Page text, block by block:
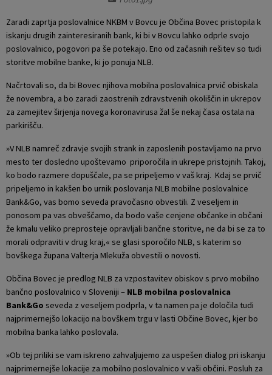
Zaradi zaprtja poslovalnice NKBM v Bovcu je Občina Bovec pristopila k
iskanju drugih zainteresiranih bank, ki bi v Bovcu lahko odprle svojo
poslovalnico, pogovori pa še potekajo. Eno od začasnih rešitev so tudi
storitve mobilne banke, ki jo ponuja NLB.
Načrtovali so, da bi Bovec njihova mobilna poslovalnica prvič obiskala
že novembra, a bo zaradi zaostrenih zdravstvenih okoliščin in ukrepov
za zamejitev širjenja novega koronavirusa žal še nekaj časa ostala na
parkirišču.
»V NLB namreč zdravje svojih strank in zaposlenih postavljamo na prvo
mesto ter dosledno upoštevamo priporočila in ukrepe pristojnih. Takoj,
ko bodo razmere dopuščale, pa se pripeljemo v vaš kraj. Kdaj se prvič
pripeljemo in kakšen bo urnik poslovanja NLB mobilne poslovalnice
Bank&Go, vas bomo seveda pravočasno obvestili. Z veseljem in
ponosom pa vas obveščamo, da bodo vaše cenjene občanke in občani
že kmalu veliko preprosteje opravljali bančne storitve, ne da bi se za to
morali odpraviti v drug kraj,« se glasi sporočilo NLB, s katerim so
bovškega župana Valterja Mlekuža obvestili o novosti.
Občina Bovec je predlog NLB za vzpostavitev obiskov s prvo mobilno
bančno poslovalnico v Sloveniji – NLB mobilna poslovalnica
Bank&Go seveda z veseljem podprla, v ta namen pa je določila tudi
najprimernejšo lokacijo na bovškem trgu v lasti Občine Bovec, kjer bo
mobilna banka lahko poslovala.
»Ob tej priliki se vam iskreno zahvaljujemo za uspešen dialog pri iskanju
najprimernejše lokacije za mobilno poslovalnico v vaši občini. Posluh za
Krajevne skupnosti
Naselja v občini
Organigram
Strateški dokumenti
Katalog informacij javnega značaja
Projekti in investicije
Prostorski akti občine
Občinski časopis
Gosp. javne službe
Osmrtnice iz regije